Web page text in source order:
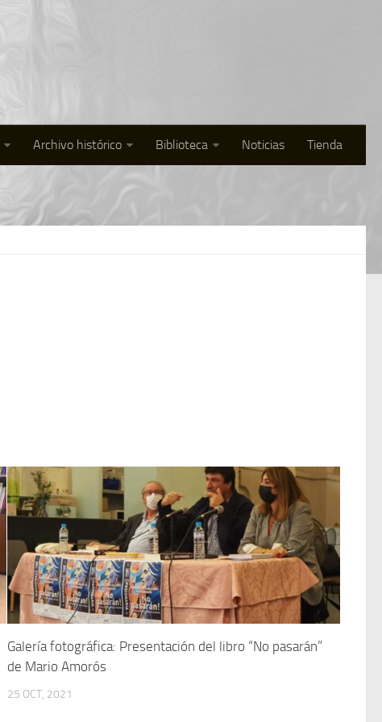
Archivo histórico Biblioteca Noticias Tienda
Galería fotográfica: Presentación del libro “No pasarán”
de Mario Amorós
25 OCT, 2021